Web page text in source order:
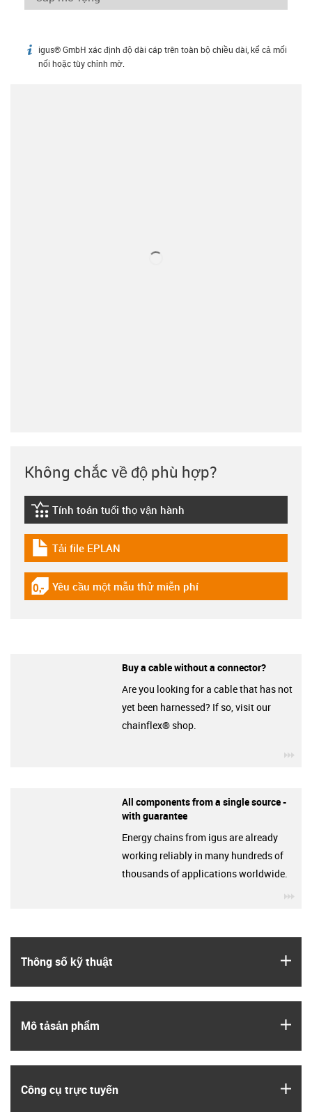
igus-icon-info
igus® GmbH xác định độ dài cáp trên toàn bộ chiều dài, kể cả mối
nối hoặc tùy chỉnh mờ.
Thông số kỹ thuật
Mô tả­sản phẩm
Công cụ trực tuyến
Không chắc về độ phù hợp?
igus-icon-lebensdauerrechner
Tính toán tuổi thọ vận hành
igus-icon-download-plan
Tải file EPLAN
igus-icon-gratismuster
Yêu cầu một mẫu thử miễn phí
Buy a cable without a connector?
Are you looking for a cable that has not
yet been harnessed? If so, visit our
chainflex® shop.
All components from a single source -
with guarantee
Energy chains from igus are already
working reliably in many hundreds of
thousands of applications worldwide.